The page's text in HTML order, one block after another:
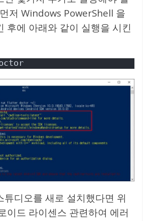
저 Windows PowerShell 을
후에 아래와 같이 실행을 시킨
튜디오를 새로 설치했다면 위
이드 라이센스 관련하여 에러